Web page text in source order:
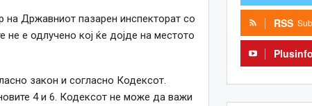
Државниот пазарен инспекторат со
е одлучено кој ќе дојде на местото
закон и согласно Кодексот.
4 и 6. Кодексот не може да важи
RSS